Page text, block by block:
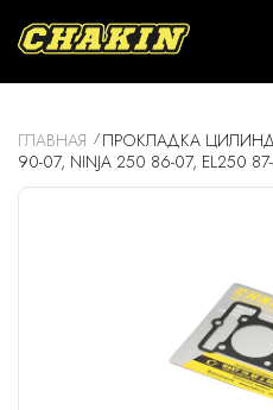
ГЛАВНАЯ
ПРОКЛАДКА
90-07, NINJA 250 86-07, EL250